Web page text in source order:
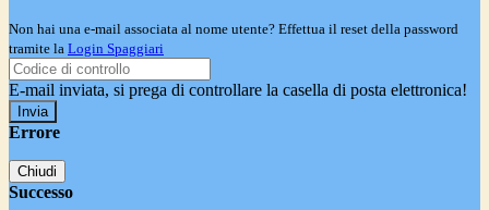
Non hai una e-mail associata al nome utente? Effettua il reset della password
tramite la Login Spaggiari
E-mail inviata, si prega di controllare la casella di posta elettronica!
Errore
Chiudi
Successo